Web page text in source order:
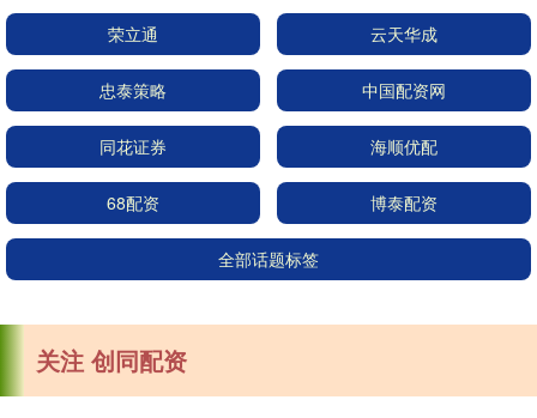
荣立通 云天华成
忠泰策略 中国配资网
同花证券 海顺优配
68配资 博泰配资
全部话题标签
关注 创同配资